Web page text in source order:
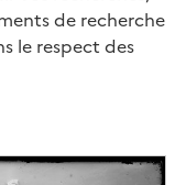
de recherche
le respect des